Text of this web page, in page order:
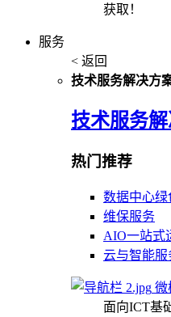
获取！
服务
< 返回
技术服务解决方
技术服务
热门推荐
数据中心绿
维保服务
AIO一站式
云与智能服
微
面向ICT基